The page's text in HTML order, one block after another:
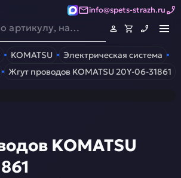
info@spets-strazh.ru
для спецтехники
KOMATSU
Электрическая система
Жгут проводов KOMATSU 20Y-06-31861
KOMATSU